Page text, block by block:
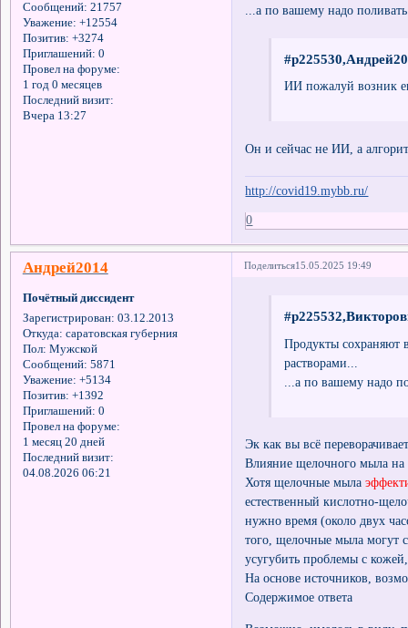
Сообщений: 21757
Уважение: +12554
Позитив: +3274
Приглашений: 0
Провел на форуме:
1 год 0 месяцев
Последний визит:
Вчера 13:27
...а по вашему надо
ИИ пожалуй возник
Он и сейчас не ИИ, а
http://covid19.mybb.ru/
0
Поделиться15.05.2025 19:49
Андрей2014
Почётный диссидент
Зарегистрирован: 03.12.2013
Откуда: саратовская губерния
Пол: Мужской
Сообщений: 5871
Уважение: +5134
Позитив: +1392
Приглашений: 0
Провел на форуме:
1 месяц 20 дней
Последний визит:
04.08.2026 06:21
Продукты сохраняют
растворами...
...а по вашему надо
Эк как вы всё
Влияние щелочного мыла
Хотя щелочные мыла
естественный кислотно-
нужно время (около двух
того, щелочные мыла могут
усугубить проблемы с
На основе источников,
Содержимое ответа